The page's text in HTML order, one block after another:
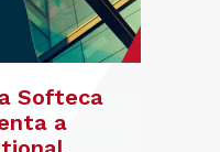
Softeca
a